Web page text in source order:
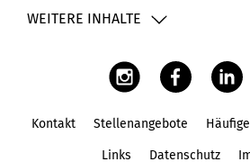
WEITERE INHALTE
Kontakt Stellenangebote
Links Datenschutz